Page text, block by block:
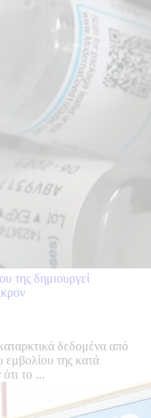
της δημιουργεί
δεδομένα από
εμβολίου της κατά
το ...